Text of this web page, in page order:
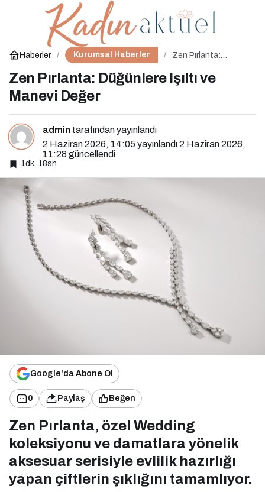
Haberler Kurumsal Haberler
Zen Pırlanta:
Manevi Değer
Zen Pırlanta: Düğünlere Işıltı ve
Manevi Değer
admin tarafından yayınlandı
2 Haziran 2026, 14:05 yayınlandı2 Haziran 2026,
11:28 güncellendi
1dk, 18sn
Google'da Abone Ol
0 Paylaş Beğen
Zen Pırlanta, özel Wedding
koleksiyonu ve damatlara yönelik
aksesuar serisiyle evlilik hazırlığı
yapan çiftlerin şıklığını tamamlıyor.
Pelin Batu’dan Samimi
Açıklamalar: Erdal İnönü
Hayranlığından Sanata
Yolculuk